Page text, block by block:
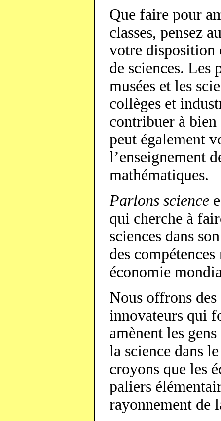
Que faire pour
classes, pensez
votre disposition
de sciences. Les
musées et les
collèges et
contribuer à
peut également
l’enseignement
mathématiques.
Parlons science
qui cherche à
sciences dans
des
économie
Nous offrons
innovateurs qui
amènent les
la science dans
croyons que les
paliers
rayonnement de